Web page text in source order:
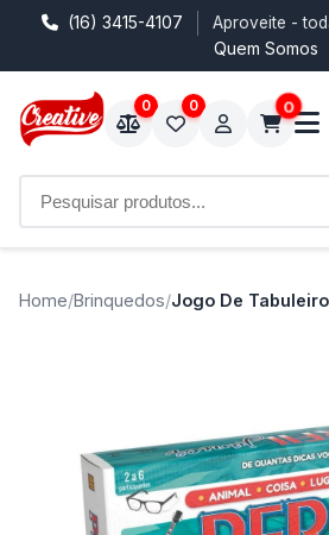
(16) 3415-4107 Aproveite -
Quem Somos
0 0 0
Home/Brinquedos/Jogo De